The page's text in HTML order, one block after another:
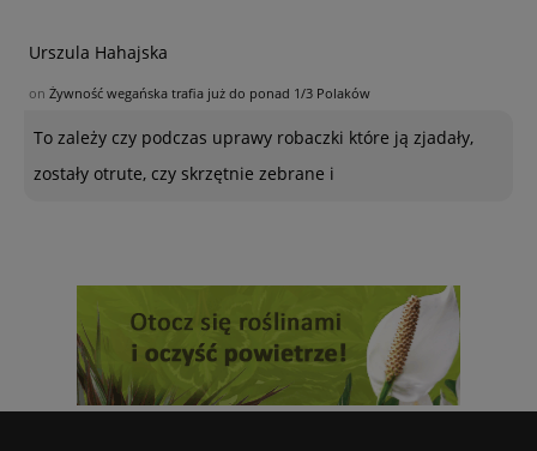
Urszula Hahajska
on Żywność wegańska trafia już do ponad 1/3 Polaków
To zależy czy podczas uprawy robaczki które ją zjadały,
zostały otrute, czy skrzętnie zebrane i